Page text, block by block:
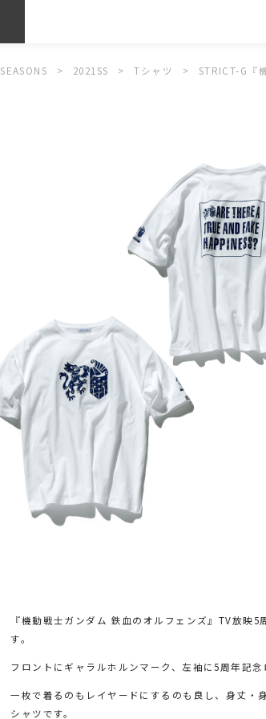
SEASONS 2021SS Tシャツ STRICT-G『
『機動戦士ガンダム 鉄血のオルフェンズ』TV放映
す。
フロントにギャラルホルンマーク、左袖に5周年記
一枚で着るのもレイヤードにするのも良し、身丈・
シャツです。